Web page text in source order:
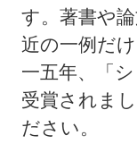
す。著書や
近の一例だ
一五年、「
受賞されま
ださい。